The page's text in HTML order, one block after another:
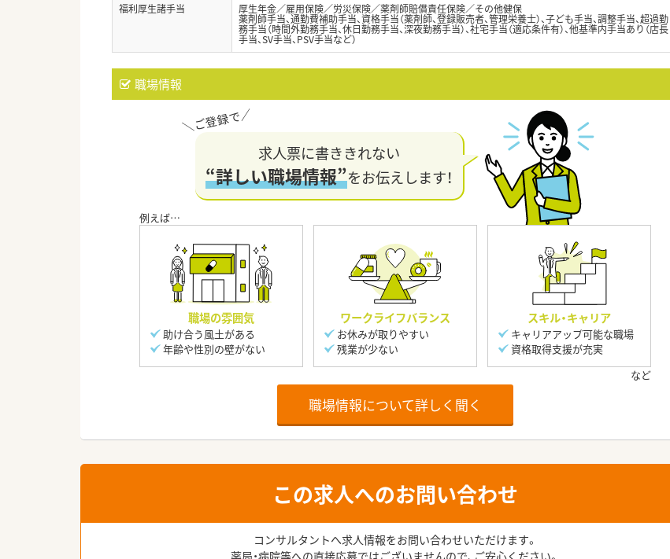
福利厚生諸手当
厚生年金／雇用保険／労災保険／薬剤師賠償責任保険／その他健保
薬剤師手当、通勤費補助手当、資格手当（薬剤師、登録販売者、管理栄養士）、子ども手当、調整手当、超過勤
務手当（時間外勤務手当、休日勤務手当、深夜勤務手当）、社宅手当（適応条件有）、他基準内手当あり（店長
手当、SV手当、PSV手当など）
職場情報
求人票に書ききれない
“詳しい職場情報”をお伝えします！
職場の雰囲気
助け合う風土がある
年齢や性別の壁がない
ワークライフバランス
お休みが取りやすい
残業が少ない
スキル・キャリア
キャリアアップ可能な職場
資格取得支援が充実
職場情報について詳しく聞く
この求人へのお問い合わせ
コンサルタントへ求人情報をお問い合わせいただけます。